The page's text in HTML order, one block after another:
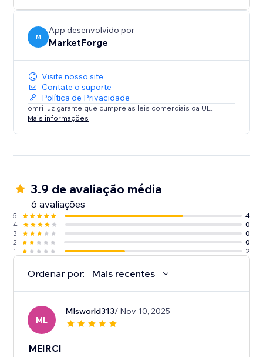
M
App desenvolvido por
MarketForge
Visite nosso site
Contate o suporte
Política de Privacidade
omri luz garante que cumpre as leis comerciais da UE.
Mais informações
3.9 de avaliação média
6 avaliações
5
4
4
0
3
0
2
0
1
2
Ordenar por: Mais recentes
ML
Mlsworld313/ Nov 10, 2025
MEIRCI